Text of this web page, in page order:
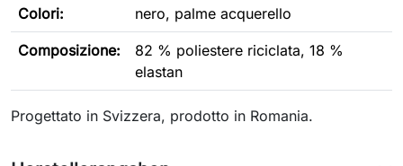
Colori: nero, palme acquerello
Composizione:
82 % poliestere riciclata, 18 %
elastan
Progettato in Svizzera, prodotto in Romania.